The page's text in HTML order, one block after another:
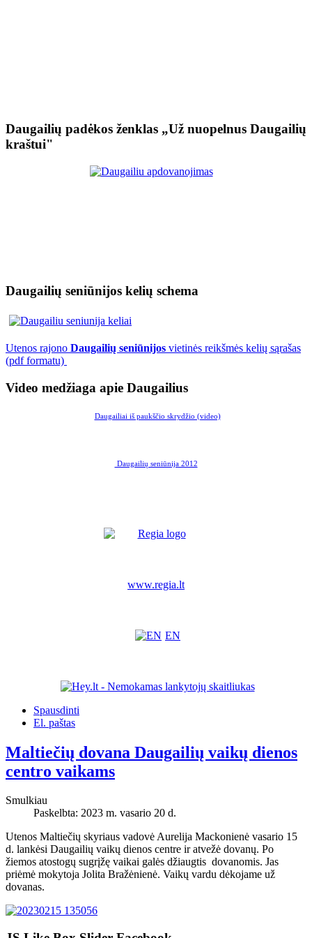
Daugailių padėkos ženklas „Už nuopelnus Daugailių
kraštui"
Daugailių seniūnijos kelių schema
Utenos rajono Daugailių seniūnijos vietinės reikšmės kelių sąrašas
(pdf formatu)
Video medžiaga apie Daugailius
Daugailiai iš paukščio skrydžio (video)
Daugailių seniūnija 2012
www.regia.lt
EN
Spausdinti
El. paštas
Maltiečių dovana Daugailių vaikų dienos
centro vaikams
Smulkiau
Paskelbta: 2023 m. vasario 20 d.
Utenos Maltiečių skyriaus vadovė Aurelija Mackonienė vasario 15
d. lankėsi Daugailių vaikų dienos centre ir atvežė dovanų. Po
žiemos atostogų sugrįžę vaikai galės džiaugtis dovanomis. Jas
priėmė mokytoja Jolita Bražėnienė. Vaikų vardu dėkojame už
dovanas.